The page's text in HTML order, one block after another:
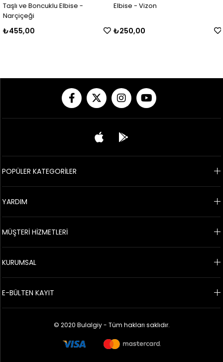
Taşlı ve Boncuklu Elbise -
Narçiçeği
₺455,00
Elbise - Vizon
₺250,00
POPÜLER KATEGORİLER
YARDIM
MÜŞTERİ HİZMETLERİ
KURUMSAL
E-BÜLTEN KAYIT
© 2020 Bulalgiy - Tüm hakları saklıdır.